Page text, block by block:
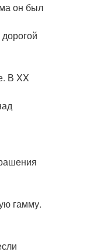
он был
В XX
гамму.